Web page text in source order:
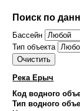
Поиск по
Бассейн
Тип объекта
Река Ерыч
Код водного
Тип водного